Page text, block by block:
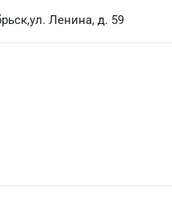
Ленина, д. 59